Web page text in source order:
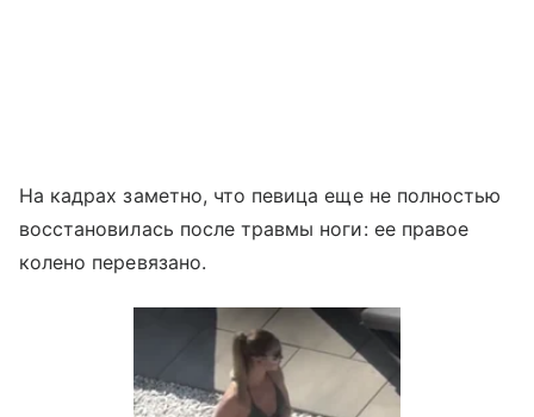
На кадрах заметно, что певица еще не полностью
восстановилась после травмы ноги: ее правое
колено перевязано.